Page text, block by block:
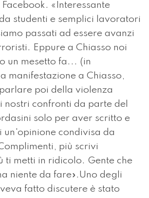
«Interessante
studenti e semplici lavoratori
passati ad essere avanzi
Eppure a Chiasso noi
un mesetto fa... (in
manifestazione a Chiasso,
poi della violenza
nostri confronti da parte del
solo per aver scritto e
un'opinione condivisa da
più scrivi
ti metti in ridicolo. Gente che
niente da fare».Uno degli
fatto discutere è stato